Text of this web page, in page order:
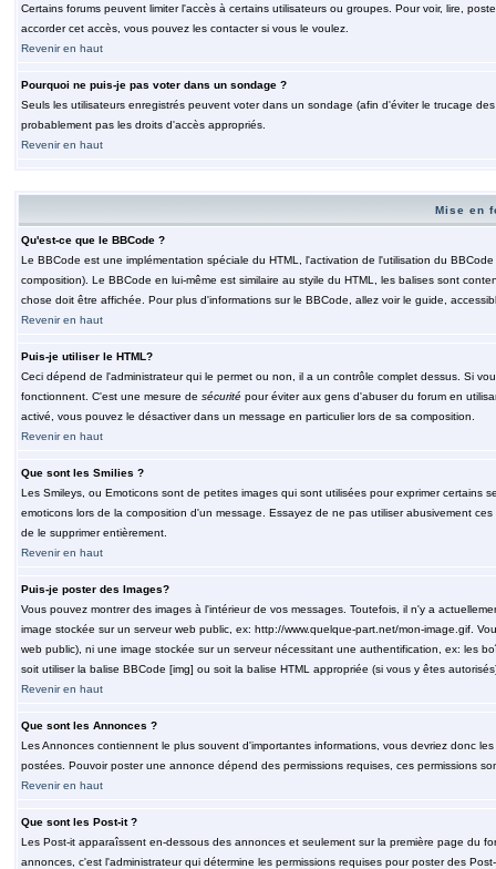
Certains forums peuvent limiter l'accès à certains utilisateurs ou groupes. Pour voir, lire,
accorder cet accès, vous pouvez les contacter si vous le voulez.
Revenir en haut
Pourquoi ne puis-je pas voter dans un sondage ?
Seuls les utilisateurs enregistrés peuvent voter dans un sondage (afin d'éviter le trucage
probablement pas les droits d'accès appropriés.
Revenir en haut
Mise en
Qu'est-ce que le BBCode ?
Le BBCode est une implémentation spéciale du HTML, l'activation de l'utilisation du
composition). Le BBCode en lui-même est similaire au styile du HTML, les balises sont
chose doit être affichée. Pour plus d'informations sur le BBCode, allez voir le guide,
Revenir en haut
Puis-je utiliser le HTML?
Ceci dépend de l'administrateur qui le permet ou non, il a un contrôle complet dessus. Si
fonctionnent. C'est une mesure de sécuritépour éviter aux gens d'abuser du forum en
activé, vous pouvez le désactiver dans un message en particulier lors de sa composition.
Revenir en haut
Que sont les Smilies ?
Les Smileys, ou Emoticons sont de petites images qui sont utilisées pour exprimer certains
emoticons lors de la composition d'un message. Essayez de ne pas utiliser abusivement
de le supprimer entièrement.
Revenir en haut
Puis-je poster des Images?
Vous pouvez montrer des images à l'intérieur de vos messages. Toutefois, il n'y a
image stockée sur un serveur web public, ex: http://www.quelque-part.net/mon-image.gif.
web public), ni une image stockée sur un serveur nécessitant une authentification, ex: les
soit utiliser la balise BBCode [img] ou soit la balise HTML appropriée (si vous y êtes
Revenir en haut
Que sont les Annonces ?
Les Annonces contiennent le plus souvent d'importantes informations, vous devriez donc
postées. Pouvoir poster une annonce dépend des permissions requises, ces permissions
Revenir en haut
Que sont les Post-it ?
Les Post-it apparaîssent en-dessous des annonces et seulement sur la première page du
annonces, c'est l'administrateur qui détermine les permissions requises pour poster des